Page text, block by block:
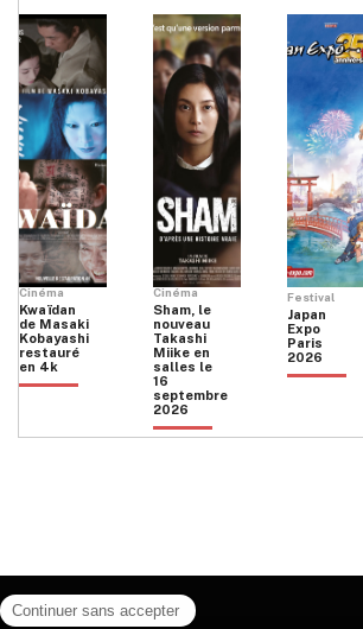
Cinéma
Kwaïdan
de Masaki
Kobayashi
restauré
en 4k
Cinéma
Sham, le
nouveau
Takashi
Miike en
salles le
16
septembre
2026
Festival
Japan
Expo
Paris
2026